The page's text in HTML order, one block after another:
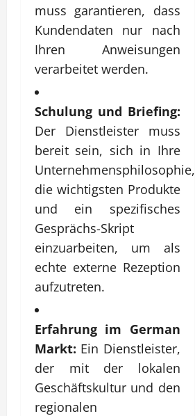
muss garantieren, dass
Kundendaten nur nach
Ihren Anweisungen
verarbeitet werden.
Schulung und Briefing:
Der Dienstleister muss
bereit sein, sich in Ihre
Unternehmensphilosophie,
die wichtigsten Produkte
und ein spezifisches
Gesprächs-Skript
einzuarbeiten, um als
echte externe Rezeption
aufzutreten.
Erfahrung im German
Markt: Ein Dienstleister,
der mit der lokalen
Geschäftskultur und den
regionalen